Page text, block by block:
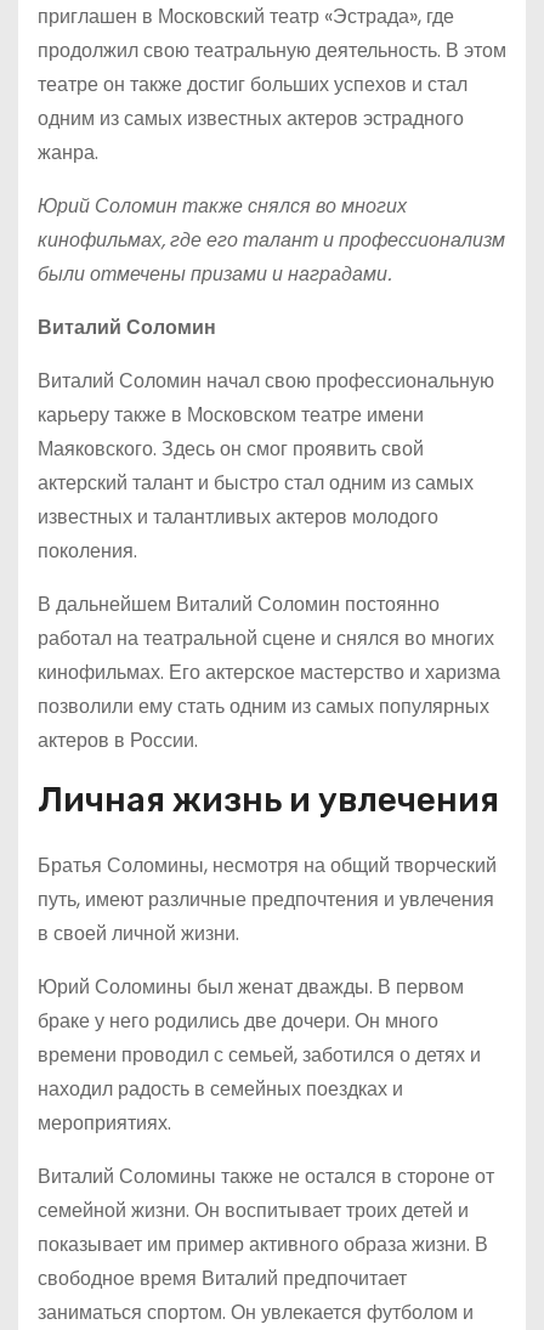
приглашен в Московский театр «Эстрада», где
продолжил свою театральную деятельность. В этом
театре он также достиг больших успехов и стал
одним из самых известных актеров эстрадного
жанра.
Юрий Соломин также снялся во многих
кинофильмах, где его талант и профессионализм
были отмечены призами и наградами.
Виталий Соломин
Виталий Соломин начал свою профессиональную
карьеру также в Московском театре имени
Маяковского. Здесь он смог проявить свой
актерский талант и быстро стал одним из самых
известных и талантливых актеров молодого
поколения.
В дальнейшем Виталий Соломин постоянно
работал на театральной сцене и снялся во многих
кинофильмах. Его актерское мастерство и харизма
позволили ему стать одним из самых популярных
актеров в России.
Личная жизнь и увлечения
Братья Соломины, несмотря на общий творческий
путь, имеют различные предпочтения и увлечения
в своей личной жизни.
Юрий Соломины был женат дважды. В первом
браке у него родились две дочери. Он много
времени проводил с семьей, заботился о детях и
находил радость в семейных поездках и
мероприятиях.
Виталий Соломины также не остался в стороне от
семейной жизни. Он воспитывает троих детей и
показывает им пример активного образа жизни. В
свободное время Виталий предпочитает
заниматься спортом. Он увлекается футболом и